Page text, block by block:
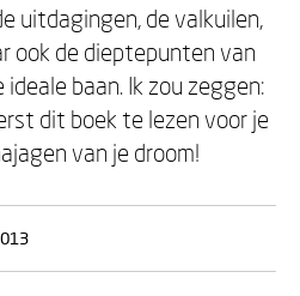
uitdagingen, de valkuilen,
ook de dieptepunten van
baan. Ik zou zeggen:
dit boek te lezen voor je
van je droom!